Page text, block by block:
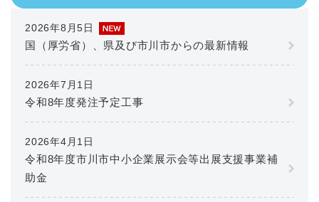
2026年8月5日
国（厚労省）、県及び市川市からの最新情報
2026年7月1日
令和8年度発注予定工事
2026年4月1日
令和8年度市川市中小企業展示会等出展支援事業補
助金